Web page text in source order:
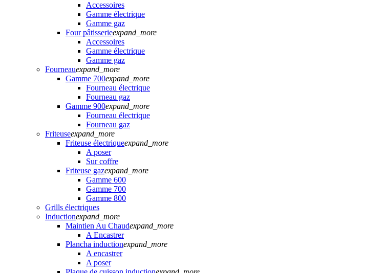
Accessoires
Gamme électrique
Gamme gaz
Four pâtisserieexpand_more
Accessoires
Gamme électrique
Gamme gaz
Fourneauexpand_more
Gamme 700expand_more
Fourneau électrique
Fourneau gaz
Gamme 900expand_more
Fourneau électrique
Fourneau gaz
Friteuseexpand_more
Friteuse électriqueexpand_more
A poser
Sur coffre
Friteuse gazexpand_more
Gamme 600
Gamme 700
Gamme 800
Grills électriques
Inductionexpand_more
Maintien Au Chaudexpand_more
A Encastrer
Plancha inductionexpand_more
A encastrer
A poser